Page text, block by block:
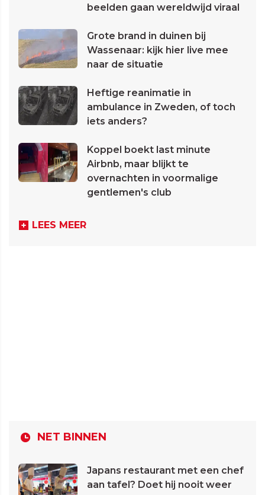
beelden gaan wereldwijd viraal
Grote brand in duinen bij
Wassenaar: kijk hier live mee
naar de situatie
Heftige reanimatie in
ambulance in Zweden, of toch
iets anders?
Koppel boekt last minute
Airbnb, maar blijkt te
overnachten in voormalige
gentlemen's club
LEES MEER
NET BINNEN
Japans restaurant met een chef
aan tafel? Doet hij nooit weer